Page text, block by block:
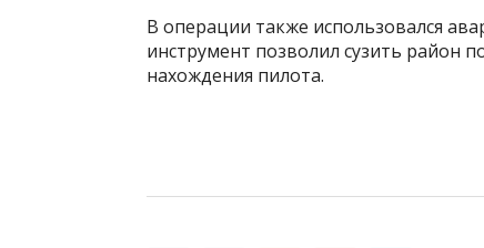
В операции также использовался
инструмент позволил сузить район
нахождения пилота.